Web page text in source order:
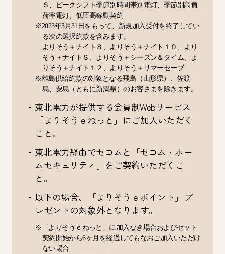
Ｓ、ピークシフト季節別時間帯別電灯、季節別高負
荷率電灯、低圧高稼動契約
※2023年3月31日をもって、新規加入受付を終了してい
る次の選択約款を含みます。
よりそう＋ナイト８、よりそう＋ナイト１０、より
そう＋ナイトＳ、よりそう＋シーズン＆タイム、よ
りそう＋ナイト１２、よりそう＋サマーセーブ
※離島供給約款の対象となる飛島（山形県）、佐渡
島、粟島（ともに新潟県）のお客さまを除きます。
・東北電力が提供する会員制Webサービス
「よりそうｅねっと」にご加入いただく
こと。
・東北電力経由でセコムと「セコム・ホー
ムセキュリティ」をご契約いただくこ
と。
・以下の場合、「よりそうｅポイント」プ
レゼントの対象外となります。
※「よりそうｅねっと」に加入なき場合およびセット
契約開始から6ヶ月を経過してもなおご加入いただけ
ない場合